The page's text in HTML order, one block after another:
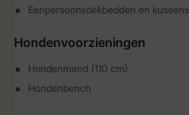
Eenpersoonsdekbedden en kussens
Hondenvoorzieningen
Hondenmand (110 cm)
Hondenbench